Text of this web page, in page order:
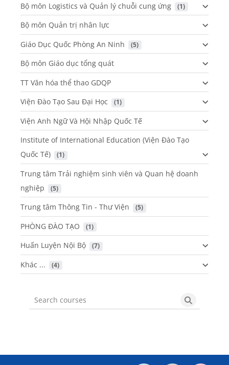
Bộ môn Logistics và Quản lý chuỗi cung ứng (1)
Bộ môn Quản trị nhân lực
Giáo Dục Quốc Phòng An Ninh
(5)
Bộ môn Giáo dục tổng quát
TT Văn hóa thể thao GDQP
Viện Đào Tạo Sau Đại Học
(1)
Viện Anh Ngữ Và Hội Nhập Quốc Tế
Institute of International Education (Viện Đào Tạo
Quốc Tế)
(1)
Trung tâm Trải nghiệm sinh viên và Quan hệ doanh
nghiệp
(5)
Trung tâm Thông Tin - Thư Viện (5)
PHÒNG ĐÀO TẠO (1)
Huấn Luyện Nội Bộ (7)
Khác ... (4)
Search courses Search